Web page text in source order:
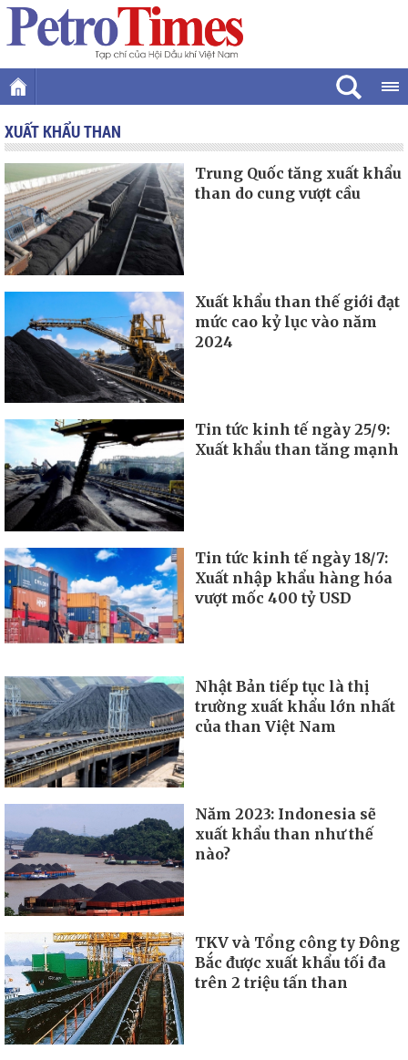
XUẤT KHẨU THAN
Trung Quốc tăng xuất khẩu
than do cung vượt cầu
Xuất khẩu than thế giới đạt
mức cao kỷ lục vào năm
2024
Tin tức kinh tế ngày 25/9:
Xuất khẩu than tăng mạnh
Tin tức kinh tế ngày 18/7:
Xuất nhập khẩu hàng hóa
vượt mốc 400 tỷ USD
Nhật Bản tiếp tục là thị
trường xuất khẩu lớn nhất
của than Việt Nam
Năm 2023: Indonesia sẽ
xuất khẩu than như thế
nào?
TKV và Tổng công ty Đông
Bắc được xuất khẩu tối đa
trên 2 triệu tấn than